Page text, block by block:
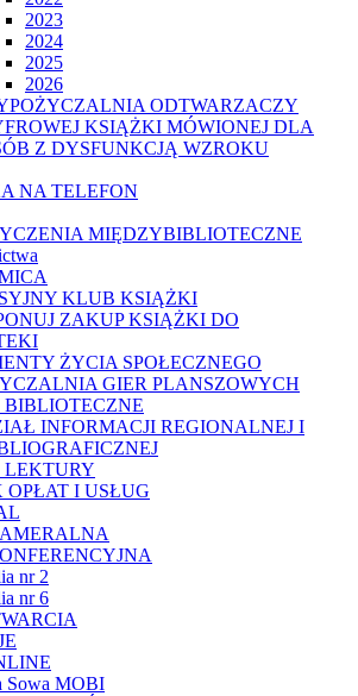
2023
2024
2025
2026
ODTWARZACZY
KSIĄŻKI MÓWIONEJ DLA
Z DYSFUNKCJĄ WZROKU
NA TELEFON
MIĘDZYBIBLIOTECZNE
KLUB KSIĄŻKI
ZAKUP KSIĄŻKI DO
ŻYCIA SPOŁECZNEGO
GIER PLANSZOWYCH
BIBLIOTECZNE
INFORMACJI REGIONALNEJ I
LEKTURY
OPŁAT I USŁUG
nr 2
nr 6
Sowa MOBI